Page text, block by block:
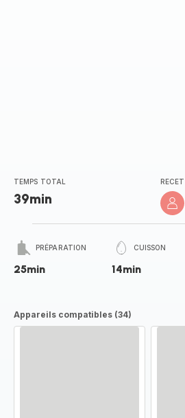
TEMPS TOTAL
39min
PRÉPARATION
25min
CUISSON
14min
Appareils compatibles (34)